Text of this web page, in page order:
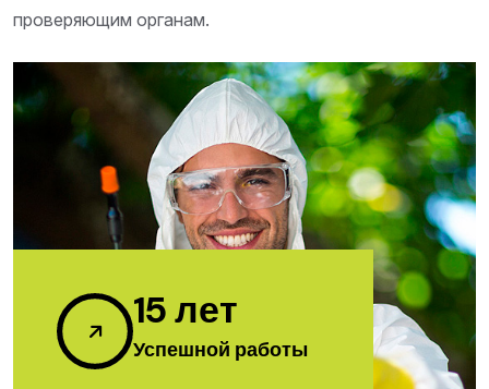
проверяющим органам.
15лет
Успешной работы